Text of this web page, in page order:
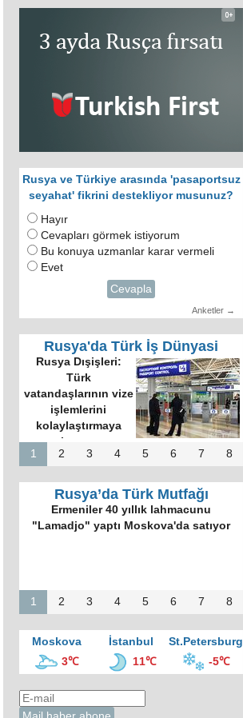
Rusya ve Türkiye arasında 'pasaportsuz
seyahat' fikrini destekliyor musunuz?
Hayır
Cevapları görmek istiyorum
Bu konuya uzmanlar karar vermeli
Evet
Cevapla
Anketler →
Rusya'da Türk İş Dünyasi
Rusya Dışişleri:
Türk
vatandaşlarının vize
işlemlerini
kolaylaştırmaya
hazırız
1
2 3 4 5 6 7 8
Rusya’da Türk Mutfağı
Ermeniler 40 yıllık lahmacunu
"Lamadjo" yaptı Moskova'da satıyor
1 2 3 4 5 6 7 8
Moskova İstanbul
St.Petersburg
3℃
11℃ -5℃